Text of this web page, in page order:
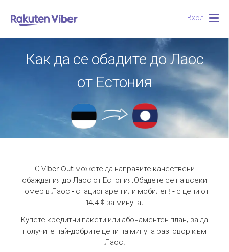
Вход
Как да се обадите до Лаос
от Естония
С Viber Out можете да направите качествени
обаждания до Лаос от Естония.Обадете се на всеки
номер в Лаос - стационарен или мобилен! - с цени от
14.4 ¢ за минута.
Купете кредитни пакети или абонаментен план, за да
получите най-добрите цени на минута разговор към
Лаос.